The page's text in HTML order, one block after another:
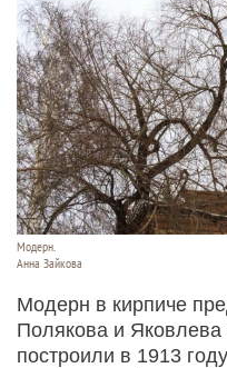
Модерн.
Анна Зайкова
Модерн в кирпиче
Полякова и Яковлева
построили в 1913